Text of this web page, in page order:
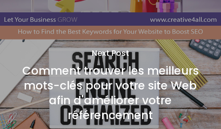
Next Post
Comment trouver les meilleurs
mots-clés pour votre site Web
afin d'améliorer votre
référencement